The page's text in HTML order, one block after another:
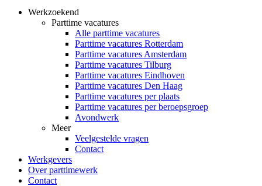
Werkzoekend
Parttime vacatures
Alle parttime vacatures
Parttime vacatures Rotterdam
Parttime vacatures Amsterdam
Parttime vacatures Tilburg
Parttime vacatures Eindhoven
Parttime vacatures Den Haag
Parttime vacatures per plaats
Parttime vacatures per beroepsgroep
Avondwerk
Meer
Veelgestelde vragen
Contact
Werkgevers
Over parttimewerk
Contact